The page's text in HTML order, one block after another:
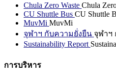
Chula Zero Waste Chula
CU Shuttle Bus CU Shuttle
MuvMi MuvMi
จุฬาฯ กับความยั่งยืน จุฬาฯ
Sustainability Report
การบริหาร